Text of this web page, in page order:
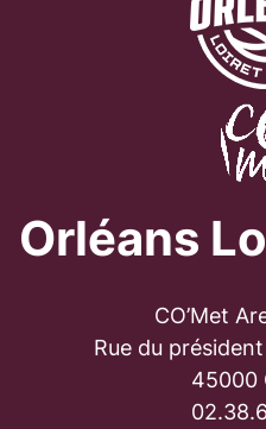
Orléans
CO’Met
Rue du
45000